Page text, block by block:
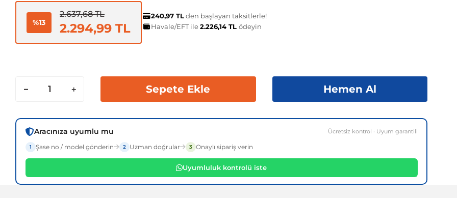
%13
2.637,68 TL
2.294,99 TL
240,97 TLden başlayan taksitlerle!
Havale/EFT ile2.226,14 TL ödeyin
Sepete Ekle Hemen Al
Aracınıza uyumlu mu Ücretsiz kontrol · Uyum garantili
1 Şase no / model gönderin 2 Uzman doğrular 3 Onaylı sipariş verin
Uyumluluk kontrolü iste